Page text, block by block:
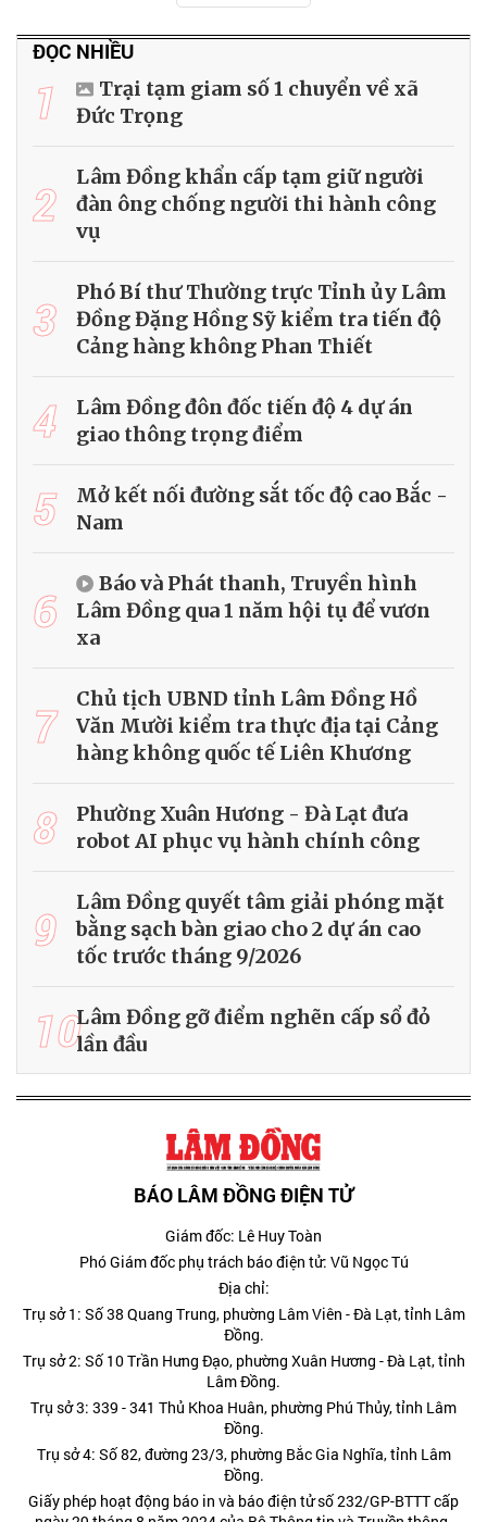
ĐỌC NHIỀU
1
Trại tạm giam số 1 chuyển về xã
Đức Trọng
2
Lâm Đồng khẩn cấp tạm giữ người
đàn ông chống người thi hành công
vụ
3
Phó Bí thư Thường trực Tỉnh ủy Lâm
Đồng Đặng Hồng Sỹ kiểm tra tiến độ
Cảng hàng không Phan Thiết
4
Lâm Đồng đôn đốc tiến độ 4 dự án
giao thông trọng điểm
5
Mở kết nối đường sắt tốc độ cao Bắc -
Nam
6
Báo và Phát thanh, Truyền hình
Lâm Đồng qua 1 năm hội tụ để vươn
xa
7
Chủ tịch UBND tỉnh Lâm Đồng Hồ
Văn Mười kiểm tra thực địa tại Cảng
hàng không quốc tế Liên Khương
8
Phường Xuân Hương - Đà Lạt đưa
robot AI phục vụ hành chính công
9
Lâm Đồng quyết tâm giải phóng mặt
bằng sạch bàn giao cho 2 dự án cao
tốc trước tháng 9/2026
10Lâm Đồng gỡ điểm nghẽn cấp sổ đỏ
lần đầu
BÁO LÂM ĐỒNG ĐIỆN TỬ
Giám đốc: Lê Huy Toàn
Phó Giám đốc phụ trách báo điện tử: Vũ Ngọc Tú
Địa chỉ:
Trụ sở 1: Số 38 Quang Trung, phường Lâm Viên - Đà Lạt, tỉnh Lâm
Đồng.
Trụ sở 2: Số 10 Trần Hưng Đạo, phường Xuân Hương - Đà Lạt, tỉnh
Lâm Đồng.
Trụ sở 3: 339 - 341 Thủ Khoa Huân, phường Phú Thủy, tỉnh Lâm
Đồng.
Trụ sở 4: Số 82, đường 23/3, phường Bắc Gia Nghĩa, tỉnh Lâm
Đồng.
Giấy phép hoạt động báo in và báo điện tử số 232/GP-BTTT cấp